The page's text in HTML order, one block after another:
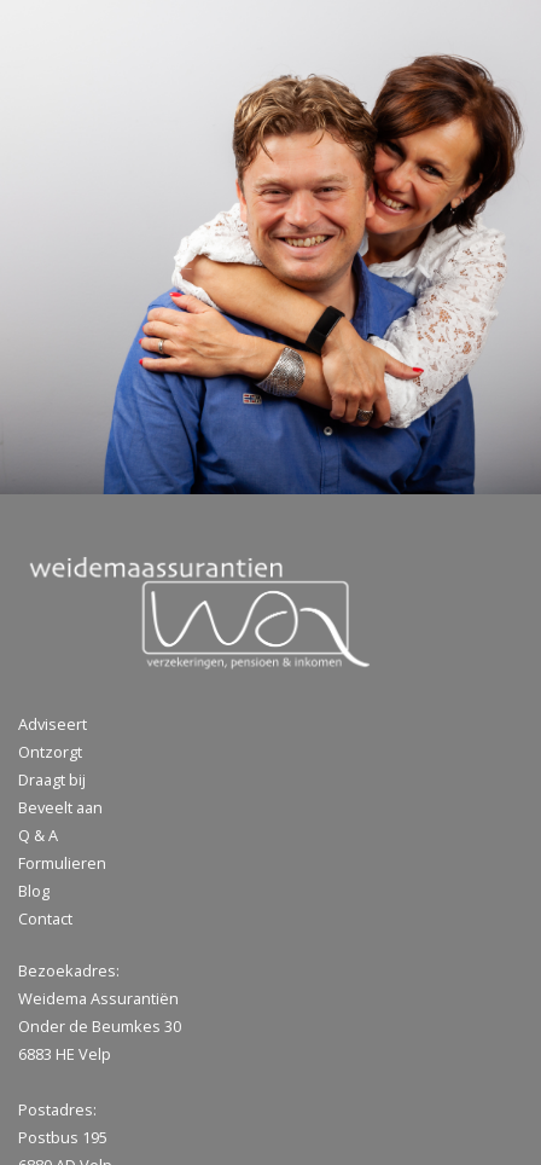
Adviseert
Ontzorgt
Draagt bij
Beveelt aan
Q & A
Formulieren
Blog
Contact
Bezoekadres:
Weidema Assurantiën
Onder de Beumkes 30
6883 HE Velp
Postadres:
Postbus 195